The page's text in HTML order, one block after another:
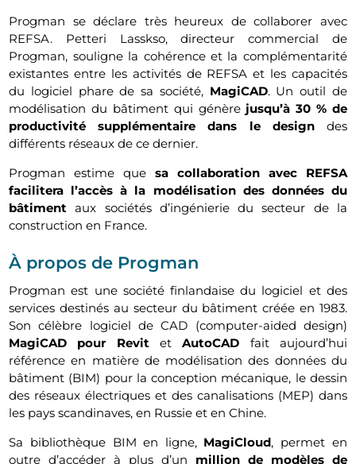
Progman se déclare très heureux de collaborer avec
REFSA. Petteri Lasskso, directeur commercial de
Progman, souligne la cohérence et la complémentarité
existantes entre les activités de REFSA et les capacités
du logiciel phare de sa société, MagiCAD. Un outil de
modélisation du bâtiment qui génèrejusqu’à 30 % de
productivité supplémentaire dans le designdes
différents réseaux de ce dernier.
Progman estime que sa collaboration avec REFSA
facilitera l’accès à la modélisation des données du
bâtiment aux sociétés d’ingénierie du secteur de la
construction en France.
À propos de Progman
Progman est une société finlandaise du logiciel et des
services destinés au secteur du bâtiment créée en 1983.
Son célèbre logiciel de CAD (computer-aided design)
MagiCAD pour Revit et AutoCAD fait aujourd’hui
référence en matière de modélisation des données du
bâtiment (BIM) pour la conception mécanique, le dessin
des réseaux électriques et des canalisations (MEP) dans
les pays scandinaves, en Russie et en Chine.
Sa bibliothèque BIM en ligne, MagiCloud, permet en
outre d’accéder à plus d’un million de modèles de